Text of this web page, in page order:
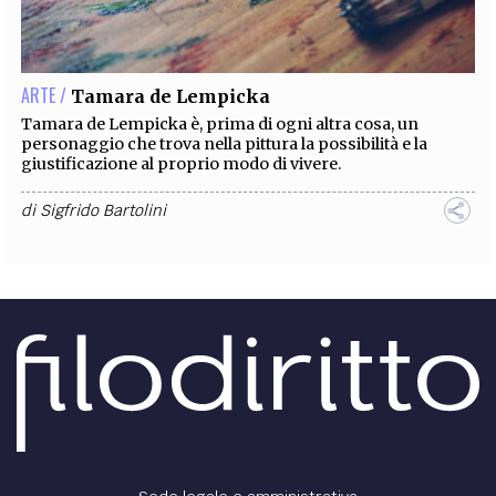
EXTRA
CODICI RUBRICHE LIBRI PROCEEDINGS PUBBLICITÀ CONTATTI
SOCIAL MEDIA
ARTE / Tamara de Lempicka
Tamara de Lempicka è, prima di ogni altra cosa, un
personaggio che trova nella pittura la possibilità e la
giustificazione al proprio modo di vivere.
diSigfrido Bartolini